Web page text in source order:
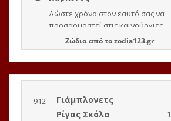
Ζώδιααπό τοzodia123.gr